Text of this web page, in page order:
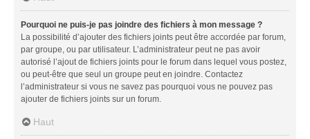
Pourquoi ne puis-je pas joindre des fichiers à mon message ?
La possibilité d’ajouter des fichiers joints peut être accordée par forum,
par groupe, ou par utilisateur. L’administrateur peut ne pas avoir
autorisé l’ajout de fichiers joints pour le forum dans lequel vous postez,
ou peut-être que seul un groupe peut en joindre. Contactez
l’administrateur si vous ne savez pas pourquoi vous ne pouvez pas
ajouter de fichiers joints sur un forum.
Haut